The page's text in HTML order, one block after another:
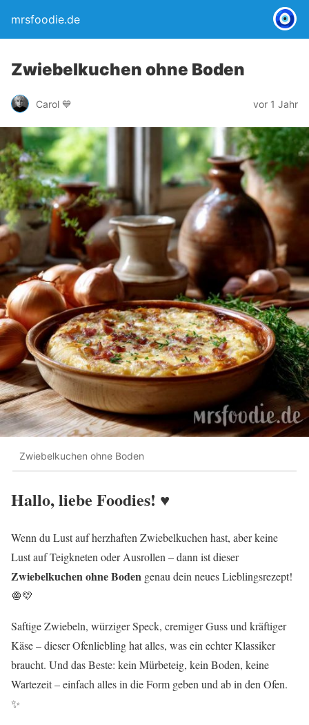
mrsfoodie.de
Zwiebelkuchen ohne Boden
Carol 💙 vor 1 Jahr
Zwiebelkuchen ohne Boden
Hallo, liebe Foodies! ♥︎
Wenn du Lust auf herzhaften Zwiebelkuchen hast, aber keine
Lust auf Teigkneten oder Ausrollen – dann ist dieser
Zwiebelkuchen ohne Boden genau dein neues Lieblingsrezept!
🧅💛
Saftige Zwiebeln, würziger Speck, cremiger Guss und kräftiger
Käse – dieser Ofenliebling hat alles, was ein echter Klassiker
braucht. Und das Beste: kein Mürbeteig, kein Boden, keine
Wartezeit – einfach alles in die Form geben und ab in den Ofen.
✨